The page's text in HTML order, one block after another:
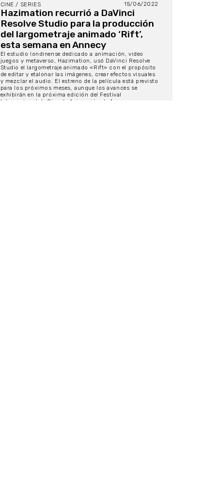
CINE / SERIES 15/06/2022
Hazimation recurrió a DaVinci
Resolve Studio para la producción
del largometraje animado ‘Rift’,
esta semana en Annecy
El estudio londinense dedicado a animación, video
juegos y metaverso, Hazimation, usó DaVinci Resolve
Studio el largometraje animado «Rift» con el propósito
de editar y etalonar las imágenes, crear efectos visuales
y mezclar el audio. El estreno de la película está previsto
para los próximos meses, aunque los avances se
exhibirán en la próxima edición del Festival
Internacional de Cine de Animación de Annecy.